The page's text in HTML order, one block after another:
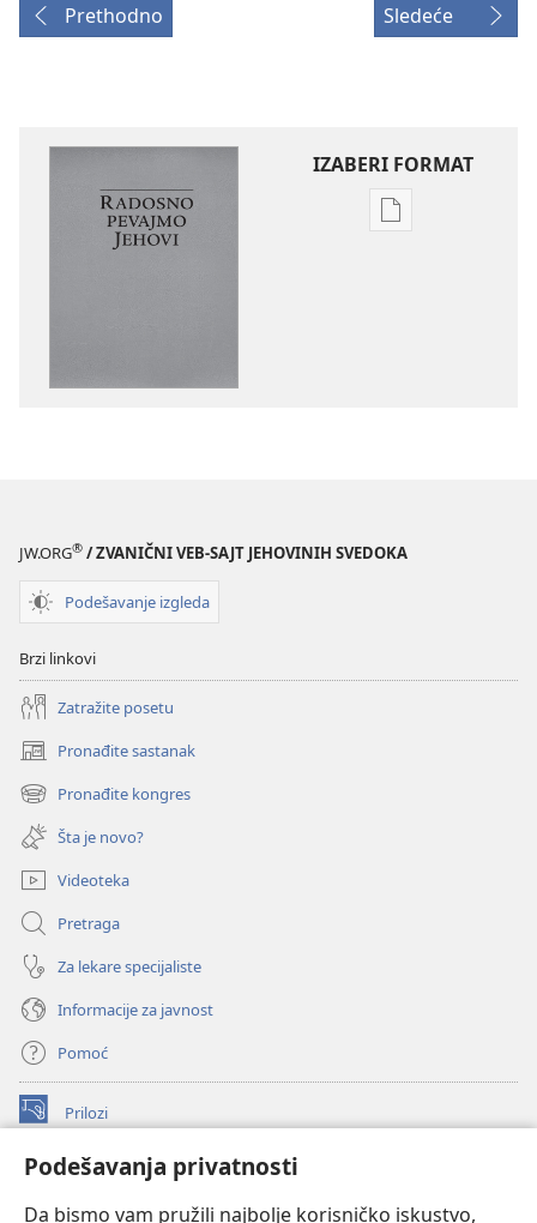
Podešavanja privatnosti
Da bismo vam pružili najbolje korisničko iskustvo,
Prethodno Sledeće
IZABERI FORMAT
Formati
JW.ORG® / ZVANIČNI VEB-SAJT JEHOVINIH SVEDOKA
Podešavanje izgleda
Brzi linkovi
Zatražite posetu
Pronađite sastanak
(otvara
novi
prozor)
Pronađite kongres
(otvara
novi
prozor)
Šta je novo?
Videoteka
Pretraga
Za lekare specijaliste
Informacije za javnost
Pomoć
Prilozi
(otvara
prozor)ONLAJN BIBLIOTEKA Watchtower
novi